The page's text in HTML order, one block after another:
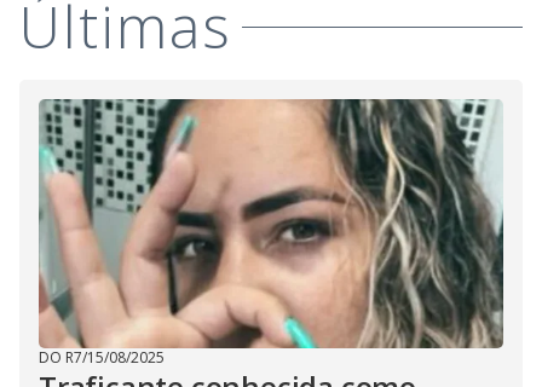
V
i
d
e
o
Últimas
DO R7/15/08/2025